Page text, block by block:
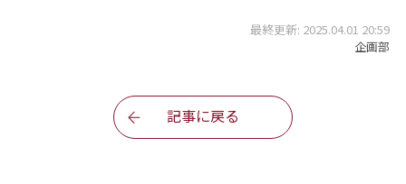
最終更新: 2025.04.01 20:59
企画部
記事に戻る